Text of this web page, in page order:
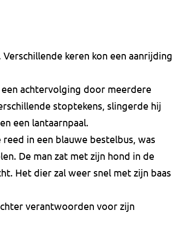
keren kon een aanrijding
achtervolging door meerdere
stoptekens, slingerde hij
een lantaarnpaal.
in een blauwe bestelbus, was
De man zat met zijn hond in de
Het dier zal weer snel met zijn baas
verantwoorden voor zijn